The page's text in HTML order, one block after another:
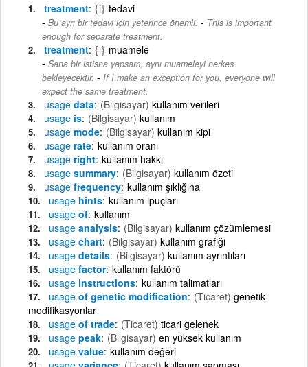
treatment {i} tedavi
Bu ayrı bir tedavi için yeterince önemli. - This is important
enough for separate treatment.
treatment {i} muamele
Sana bir istisna yapsam, aynı muameleyi herkes
bekleyecektir. - If I make an exception for you, everyone will
expect the same treatment.
usage data (Bilgisayar) kullanım verileri
usage is (Bilgisayar) kullanım
usage mode (Bilgisayar) kullanım kipi
usage rate kullanım oranı
usage right kullanım hakkı
usage summary (Bilgisayar) kullanım özeti
usage frequency kullanım şıklığına
usage hints kullanım ipuçları
usage of kullanım
usage analysis (Bilgisayar) kullanım çözümlemesi
usage chart (Bilgisayar) kullanım grafiği
usage details (Bilgisayar) kullanım ayrıntıları
usage factor kullanım faktörü
usage instructions kullanım talimatları
usage of genetic modification (Ticaret) genetik
modifikasyonlar
usage of trade (Ticaret) ticari gelenek
usage peak (Bilgisayar) en yüksek kullanım
usage value kullanım değeri